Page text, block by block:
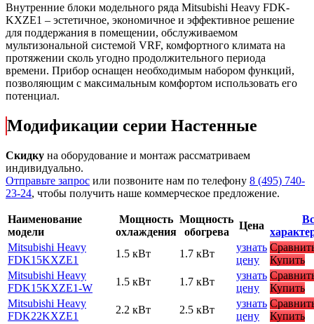
Внутренние блоки модельного ряда Mitsubishi Heavy FDK-
KXZE1 – эстетичное, экономичное и эффективное решение
для поддержания в помещении, обслуживаемом
мультизональной системой VRF, комфортного климата на
протяжении сколь угодно продолжительного периода
времени. Прибор оснащен необходимым набором функций,
позволяющим с максимальным комфортом использовать его
потенциал.
Модификации серии Настенные
Скидку на оборудование и монтаж рассматриваем
индивидуально.
Отправьте запрос или позвоните нам по телефону 8 (495) 740-
23-24, чтобы получить наше коммерческое предложение.
Наименование
модели
Мощность
охлаждения
Мощность
обогрева
Цена
Mitsubishi Heavy
FDK15KXZE1
1.5 кВт 1.7 кВт
узнать
цену
Купить
Mitsubishi Heavy
FDK15KXZE1-W
1.5 кВт 1.7 кВт
узнать
цену
Купить
Mitsubishi Heavy
FDK22KXZE1
2.2 кВт 2.5 кВт
узнать
цену
Купить